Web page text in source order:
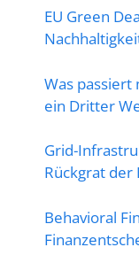
EU Green
Was passiert
ein Dritter
Grid-
Rückgrat der
Behavioral